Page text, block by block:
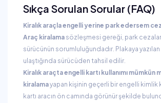
Sıkça Sorulan Sorular (FAQ)
Kiralık araçla engelli yerine park edersem
Araç kiralama sözleşmesi gereği, park
sürücünün sorumluluğundadır. Plakaya
ulaştığında sürücüden tahsil edilir.
Kiralık araçta engelli kartı kullanımı mümkün
kiralamayapan kişinin geçerli bir engelli kimlik
kartı aracın ön camında görünür şekilde